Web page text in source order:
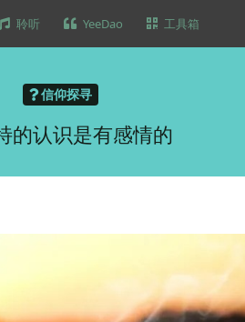
聆听 YeeDao 工具箱
信仰探寻
的认识是有感情的